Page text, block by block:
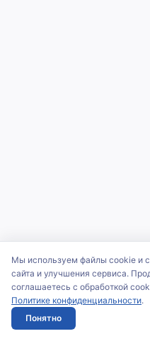
Мы используем файлы cookie и
сайта и улучшения сервиса.
соглашаетесь с обработкой
Политике конфиденциальности.
Понятно